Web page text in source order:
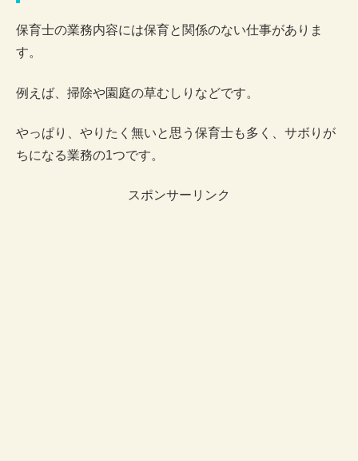
保育士の業務内容には保育と関係のない仕事がありま
す。
例えば、掃除や園庭の草むしりなどです。
やっぱり、やりたく無いと思う保育士も多く、サボりが
ちになる業務の1つです。
スポンサーリンク